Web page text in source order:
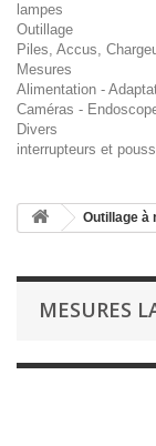
lampes
Outillage
Piles, Accus,
Mesures
Alimentation -
Caméras -
Divers
interrupteurs et
Outillage à
MESURES